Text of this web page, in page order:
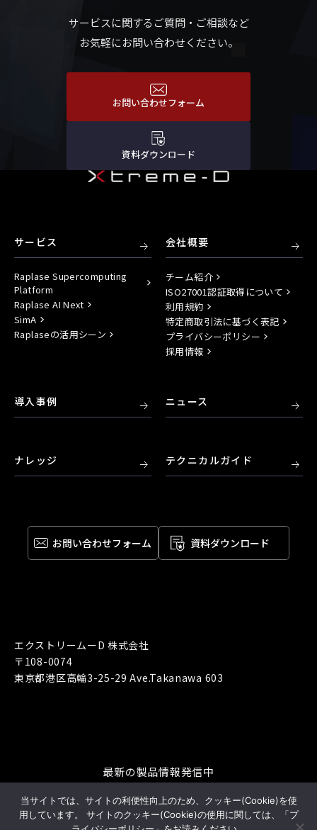
サービスに関するご質問・ご相談など
お気軽にお問い合わせください。
お問い合わせフォーム
資料ダウンロード
お問い合わせフォーム 資料ダウンロード
サービス
Raplase Supercomputing
Platform
Raplase AI Next
SimA
Raplaseの活用シーン
会社概要
チーム紹介
ISO27001認証取得について
利用規約
特定商取引法に基づく表記
プライバシーポリシー
採用情報
導入事例 ニュース
ナレッジ テクニカルガイド
エクストリームーD 株式会社
〒108-0074
東京都港区高輪3-25-29 Ave.Takanawa 603
最新の製品情報発信中
当サイトでは、サイトの利便性向上のため、クッキー(Cookie)を使
用しています。 サイトのクッキー(Cookie)の使用に関しては、「プ